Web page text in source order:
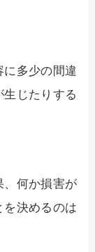
に多少の間違
じたりする
、何か損害が
決めるのは